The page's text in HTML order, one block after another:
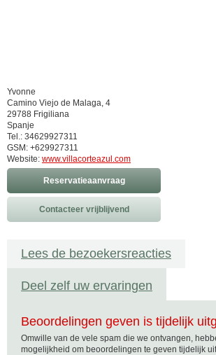
Yvonne
Camino Viejo de Malaga, 4
29788 Frigiliana
Spanje
Tel.: 34629927311
GSM: +629927311
Website: www.villacorteazul.com
Reservatieaanvraag
Contacteer vrijblijvend
Lees de bezoekersreacties
Deel zelf uw ervaringen
Beoordelingen geven is tijdelijk
Omwille van de vele spam die we ontvangen,
mogelijkheid om beoordelingen te geven tijdelijk